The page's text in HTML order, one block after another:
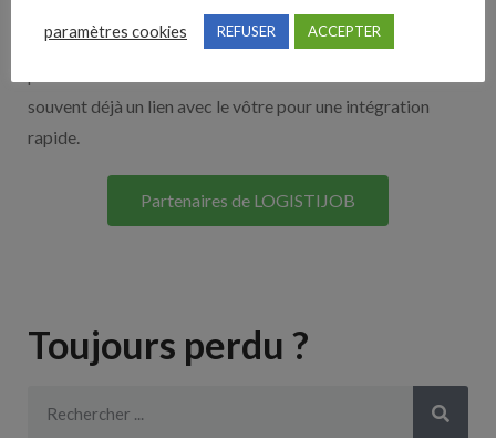
Découvrez nos partenaires ! Moteurs de recherches,
multidiffuseurs, sites payant… nombreux sont nos
souvent déjà un lien avec le vôtre pour une intégration
rapide.
Partenaires de LOGISTIJOB
Toujours perdu ?
paramètres cookies REFUSER ACCEPTER